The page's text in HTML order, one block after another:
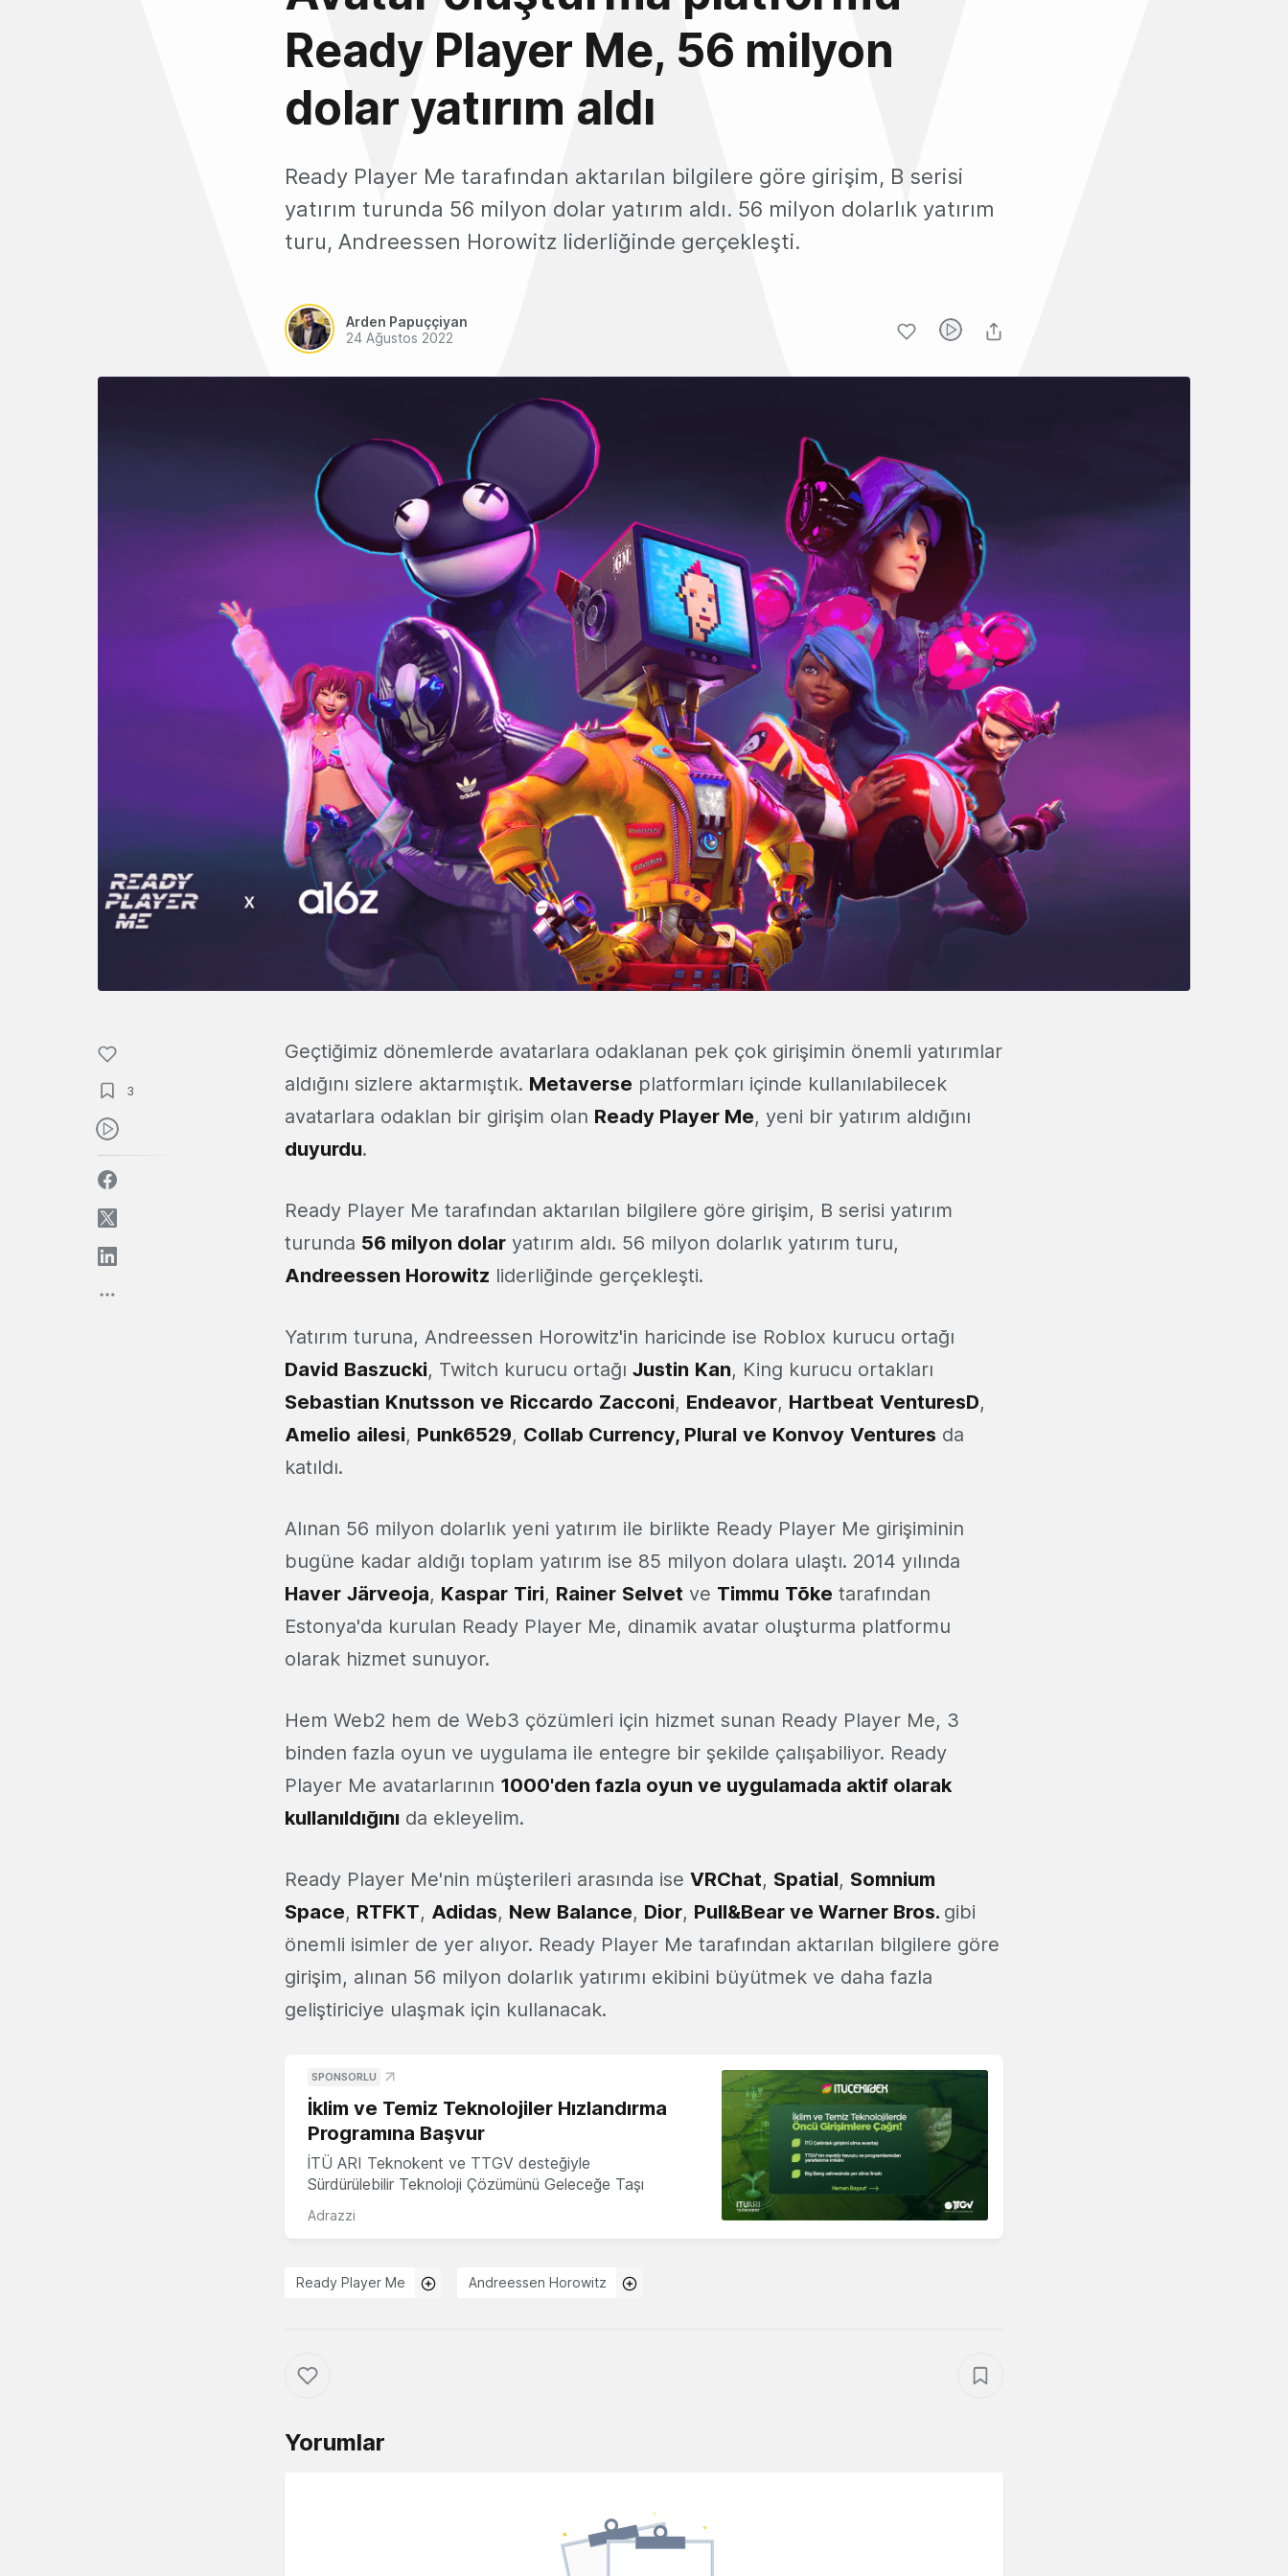
Ready Player Me, 56 milyon
dolar yatırım aldı
Ready Player Me tarafından aktarılan bilgilere göre girişim, B serisi
yatırım turunda 56 milyon dolar yatırım aldı. 56 milyon dolarlık yatırım
turu, Andreessen Horowitz liderliğinde gerçekleşti.
Arden Papuççiyan
24 Ağustos 2022
3
Geçtiğimiz dönemlerde avatarlara odaklanan pek çok girişimin önemli yatırımlar
aldığını sizlere aktarmıştık. Metaverse platformları içinde kullanılabilecek
avatarlara odaklan bir girişim olan Ready Player Me, yeni bir yatırım aldığını
duyurdu.
Ready Player Me tarafından aktarılan bilgilere göre girişim, B serisi yatırım
turunda 56 milyon dolar yatırım aldı. 56 milyon dolarlık yatırım turu,
Andreessen Horowitz liderliğinde gerçekleşti.
Yatırım turuna, Andreessen Horowitz'in haricinde ise Roblox kurucu ortağı
David Baszucki, Twitch kurucu ortağı Justin Kan, King kurucu ortakları
Sebastian Knutsson ve Riccardo Zacconi, Endeavor, Hartbeat VenturesD,
Amelio ailesi, Punk6529, Collab Currency, Plural ve Konvoy Ventures da
katıldı.
Alınan 56 milyon dolarlık yeni yatırım ile birlikte Ready Player Me girişiminin
bugüne kadar aldığı toplam yatırım ise 85 milyon dolara ulaştı. 2014 yılında
Haver Järveoja, Kaspar Tiri, Rainer Selvet ve Timmu Tõke tarafından
Estonya'da kurulan Ready Player Me, dinamik avatar oluşturma platformu
olarak hizmet sunuyor.
Hem Web2 hem de Web3 çözümleri için hizmet sunan Ready Player Me, 3
binden fazla oyun ve uygulama ile entegre bir şekilde çalışabiliyor. Ready
Player Me avatarlarının 1000'den fazla oyun ve uygulamada aktif olarak
kullanıldığını da ekleyelim.
Ready Player Me'nin müşterileri arasında ise VRChat, Spatial, Somnium
Space, RTFKT, Adidas, New Balance, Dior, Pull&Bear ve Warner Bros. gibi
önemli isimler de yer alıyor. Ready Player Me tarafından aktarılan bilgilere göre
girişim, alınan 56 milyon dolarlık yatırımı ekibini büyütmek ve daha fazla
geliştiriciye ulaşmak için kullanacak.
SPONSORLU
İklim ve Temiz Teknolojiler Hızlandırma
Programına Başvur
İTÜ ARI Teknokent ve TTGV desteğiyle
Sürdürülebilir Teknoloji Çözümünü Geleceğe Taşı
Adrazzi
Ready Player Me Andreessen Horowitz
Yorumlar